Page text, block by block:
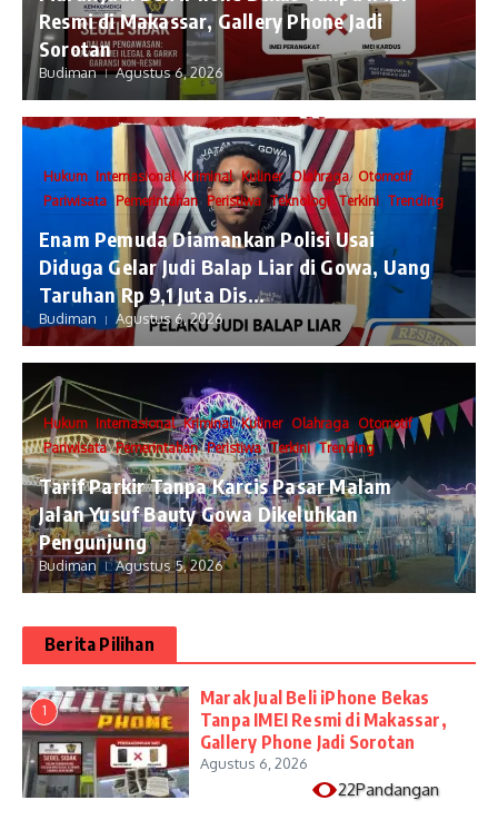
Resmi di Makassar, Gallery Phone Jadi
Sorotan
Budiman Agustus 6, 2026
Hukum Internasional Kriminal Kuliner Olahraga Otomotif
Pariwisata Pemerintahan Peristiwa Teknologi Terkini Trending
Enam Pemuda Diamankan Polisi Usai
Diduga Gelar Judi Balap Liar di Gowa, Uang
Taruhan Rp 9,1 Juta Dis...
Budiman Agustus 6, 2026
Hukum Internasional Kriminal Kuliner Olahraga Otomotif
Pariwisata Pemerintahan Peristiwa Terkini Trending
Tarif Parkir Tanpa Karcis Pasar Malam
Jalan Yusuf Bauty Gowa Dikeluhkan
Pengunjung
Budiman Agustus 5, 2026
Berita Pilihan
1
​Marak Jual Beli iPhone Bekas
Tanpa IMEI Resmi di Makassar,
Gallery Phone Jadi Sorotan
Agustus 6, 2026
22Pandangan